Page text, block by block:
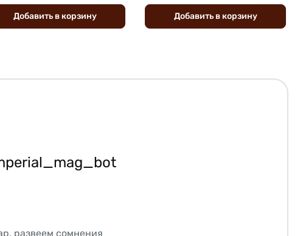
Добавить вкорзину Добавить вкорзину
развеем сомнения